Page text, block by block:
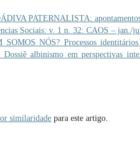
PATERNALISTA:
Sociais: v. 1 n. 32: CAOS – jan./
NÓS? Processos identitários
albinismo em perspectivas
similaridade para este artigo.